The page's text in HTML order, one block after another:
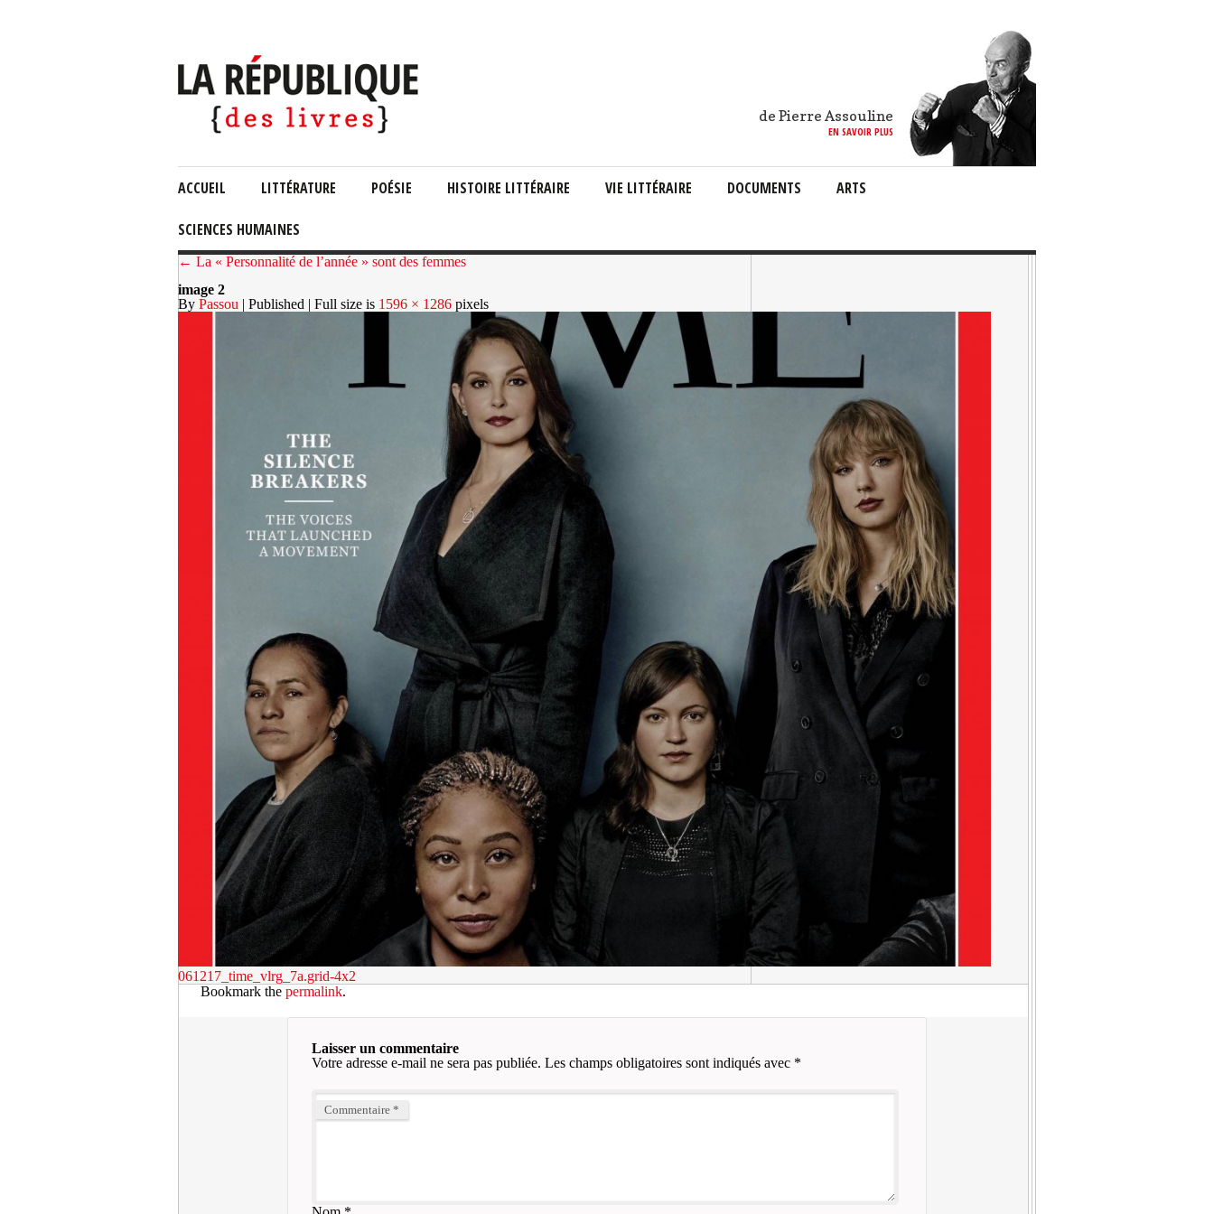
de Pierre Assouline
EN SAVOIR PLUS
ACCUEIL LITTÉRATURE POÉSIE HISTOIRE LITTÉRAIRE VIE LITTÉRAIRE DOCUMENTS ARTS
SCIENCES HUMAINES
← La « Personnalité de l’année » sont des femmes
image 2
By Passou | Published | Full size is 1596 × 1286 pixels
061217_time_vlrg_7a.grid-4x2
Bookmark the permalink.
Laisser un commentaire
Votre adresse e-mail ne sera pas publiée. Les champs obligatoires sont indiqués avec *
Commentaire *